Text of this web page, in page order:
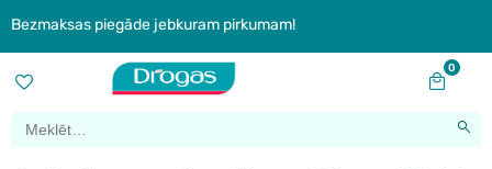
Bezmaksas piegāde jebkuram pirkumam!
0